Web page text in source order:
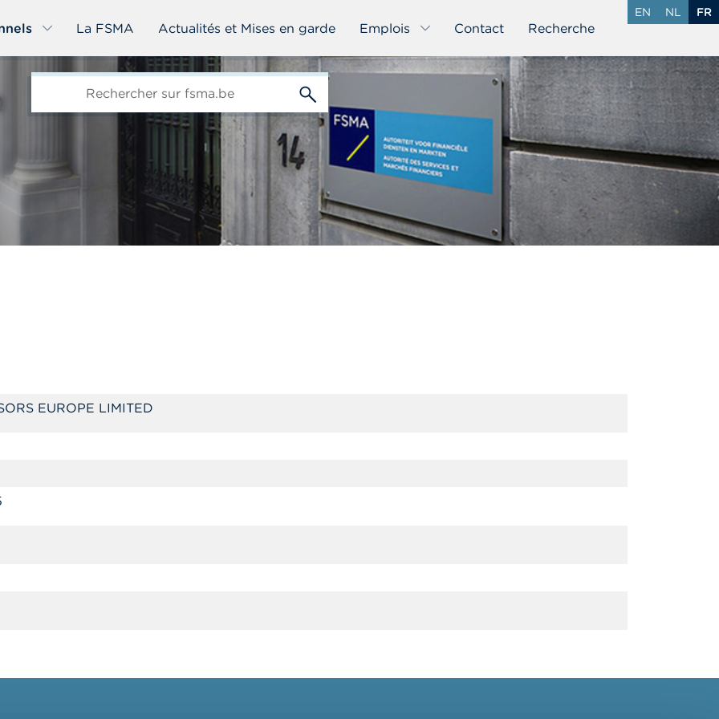
La FSMA Actualités et Mises en garde Emplois Contact Recherche
EN NL FR
EUROPE LIMITED